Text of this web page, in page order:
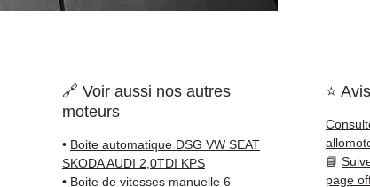
antes
✅
✅
🔗 Voir aussi nos autres
moteurs
• Boite automatique DSG VW SEAT
SKODA AUDI 2,0TDI KPS
• Boite de vitesses manuelle 6
⭐
📘
page